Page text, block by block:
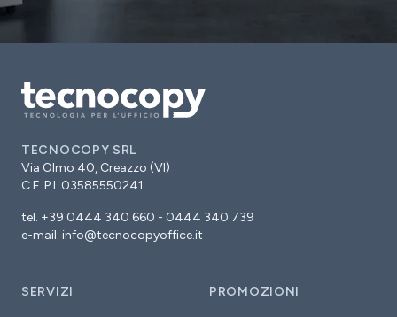
TECNOCOPY SRL
Via Olmo 40, Creazzo (VI)
C.F. P.I. 03585550241
tel. +39 0444 340 660 - 0444 340 739
e-mail: info@tecnocopyoffice.it
SERVIZI PROMOZIONI